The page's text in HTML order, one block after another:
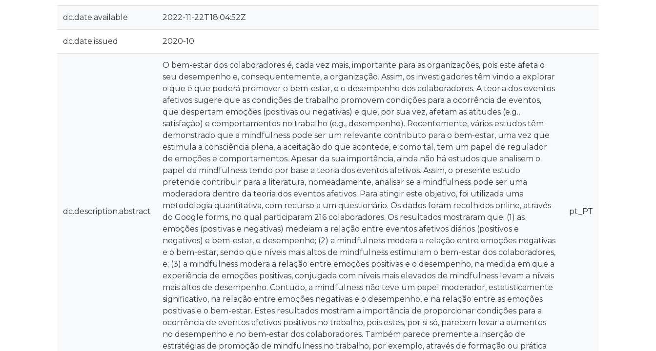
dc.date.available 2022-11-22T18:04:52Z
dc.date.issued 2020-10
dc.description.abstract
O bem-estar dos colaboradores é, cada vez mais, importante para as organizações, pois este afeta o
seu desempenho e, consequentemente, a organização. Assim, os investigadores têm vindo a explorar
o que é que poderá promover o bem-estar, e o desempenho dos colaboradores. A teoria dos eventos
afetivos sugere que as condições de trabalho promovem condições para a ocorrência de eventos,
que despertam emoções (positivas ou negativas) e que, por sua vez, afetam as atitudes (e.g.,
satisfação) e comportamentos no trabalho (e.g., desempenho). Recentemente, vários estudos têm
demonstrado que a mindfulness pode ser um relevante contributo para o bem-estar, uma vez que
estimula a consciência plena, a aceitação do que acontece, e como tal, tem um papel de regulador
de emoções e comportamentos. Apesar da sua importância, ainda não há estudos que analisem o
papel da mindfulness tendo por base a teoria dos eventos afetivos. Assim, o presente estudo
pretende contribuir para a literatura, nomeadamente, analisar se a mindfulness pode ser uma
moderadora dentro da teoria dos eventos afetivos. Para atingir este objetivo, foi utilizada uma
metodologia quantitativa, com recurso a um questionário. Os dados foram recolhidos online, através
do Google forms, no qual participaram 216 colaboradores. Os resultados mostraram que: (1) as
emoções (positivas e negativas) medeiam a relação entre eventos afetivos diários (positivos e
negativos) e bem-estar, e desempenho; (2) a mindfulness modera a relação entre emoções negativas
e o bem-estar, sendo que níveis mais altos de mindfulness estimulam o bem-estar dos colaboradores,
e; (3) a mindfulness modera a relação entre emoções positivas e o desempenho, na medida em que a
experiência de emoções positivas, conjugada com níveis mais elevados de mindfulness levam a níveis
mais altos de desempenho. Contudo, a mindfulness não teve um papel moderador, estatisticamente
significativo, na relação entre emoções negativas e o desempenho, e na relação entre as emoções
positivas e o bem-estar. Estes resultados mostram a importância de proporcionar condições para a
ocorrência de eventos afetivos positivos no trabalho, pois estes, por si só, parecem levar a aumentos
no desempenho e no bem-estar dos colaboradores. Também parece premente a inserção de
estratégias de promoção de mindfulness no trabalho, por exemplo, através de formação ou prática
pt_PT